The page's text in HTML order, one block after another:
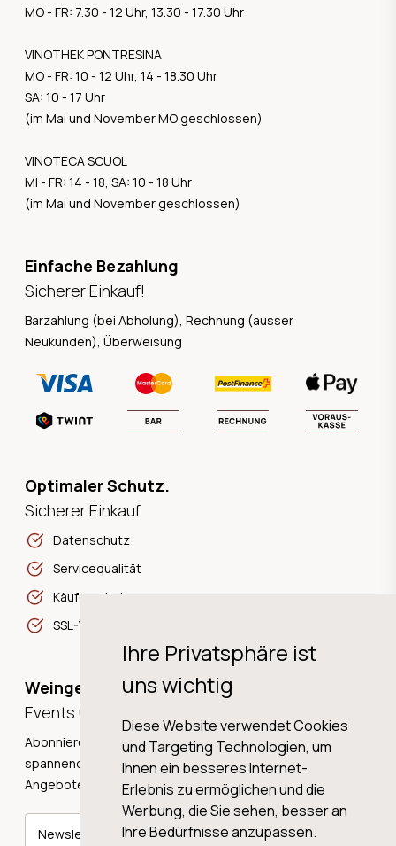
Ihre Privatsphäre ist
uns wichtig
Diese Website verwendet Cookies
und Targeting Technologien, um
Ihnen ein besseres Internet-
Erlebnis zu ermöglichen und die
Werbung, die Sie sehen, besser an
Ihre Bedürfnisse anzupassen.
MO - FR: 7.30 - 12 Uhr, 13.30 - 17.30 Uhr
VINOTHEK PONTRESINA
MO - FR: 10 - 12 Uhr, 14 - 18.30 Uhr
SA: 10 - 17 Uhr
(im Mai und November MO geschlossen)
VINOTECA SCUOL
MI - FR: 14 - 18, SA: 10 - 18 Uhr
(im Mai und November geschlossen)
Einfache Bezahlung
Sicherer Einkauf!
Barzahlung (bei Abholung), Rechnung (ausser
Neukunden), Überweisung
Optimaler Schutz.
Sicherer Einkauf
Datenschutz
Servicequalität
Käuferschutz
SSL-Verschlüsselung
Weingeschichten,
Events und Neuigkeiten!
Abonnieren Sie unseren Newsletter und erhalten Sie
spannende Weingeschichten, Neuigkeiten und tolle
Angebote direkt in Ihre Mailbox.
Newsletter abonnieren